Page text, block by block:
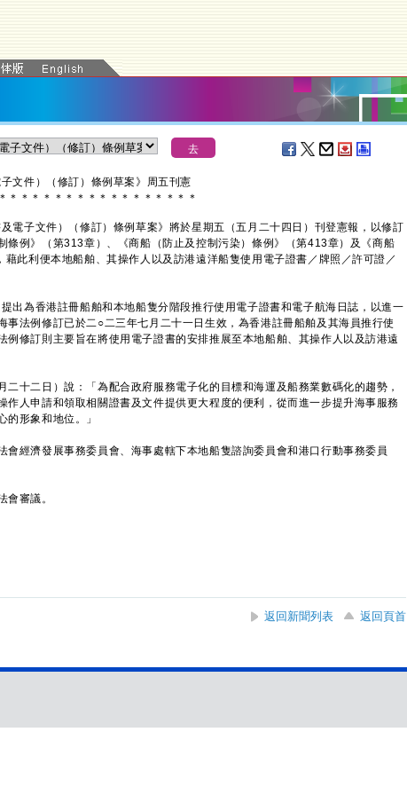
文件）（修訂）條例草案》周五刊憲
＊ ＊ ＊ ＊ ＊ ＊ ＊ ＊ ＊ ＊ ＊ ＊ ＊ ＊ ＊ ＊ ＊ ＊
子文件）（修訂）條例草案》將於星期五（五月二十四日）刊登憲報，以修訂
條例》（第313章）、《商船（防止及控制污染）條例》（第413章）及《商船
藉此利便本地船舶、其操作人以及訪港遠洋船隻使用電子證書／牌照／許可證／
為香港註冊船舶和本地船隻分階段推行使用電子證書和電子航海日誌，以進一
事法例修訂已於二○二三年七月二十一日生效，為香港註冊船舶及其海員推行使
例修訂則主要旨在將使用電子證書的安排推展至本地船舶、其操作人以及訪港遠
十二日）說：「為配合政府服務電子化的目標和海運及船務業數碼化的趨勢，
作人申請和領取相關證書及文件提供更大程度的便利，從而進一步提升海事服務
的形象和地位。」
經濟發展事務委員會、海事處轄下本地船隻諮詢委員會和港口行動事務委員
審議。
返回新聞列表
返回頁首